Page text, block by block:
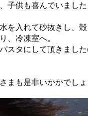
子供も喜んでいました
を入れて砂抜きし、
、冷凍室へ。
スタにして頂きまし
まも是非いかかでしょ